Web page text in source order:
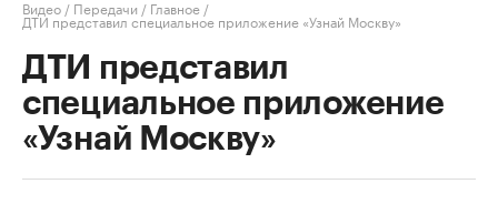
Видео / Передачи / Главное /
ДТИ представил специальное приложение «Узнай Москву»
ДТИ представил
специальное приложение
«Узнай Москву»